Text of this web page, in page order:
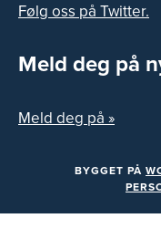
Følg oss på Twitter.
Meld deg på
Meld deg på »
BYGGET PÅ